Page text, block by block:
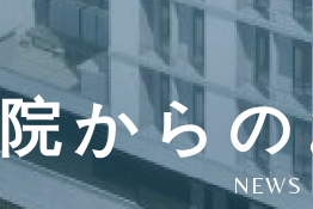
から
NEWS